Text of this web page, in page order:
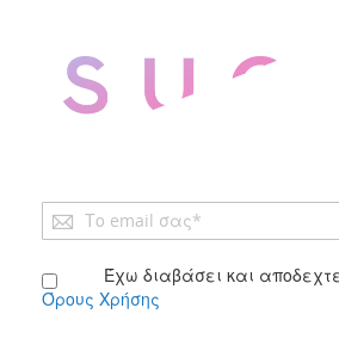
Εγγραφή
στο
Δελτίο: Έχω διαβάσει και
Όρους Χρήσης